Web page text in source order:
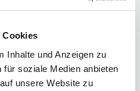
Cookies
Inhalte und Anzeigen zu
soziale Medien anbieten
unsere Website zu
2.50 mm